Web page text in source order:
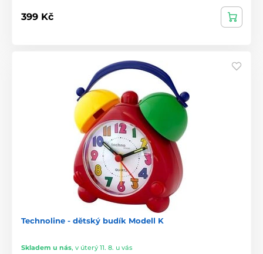
399 Kč
Technoline - dětský budík Modell K
Skladem u nás, v úterý 11. 8. u vás